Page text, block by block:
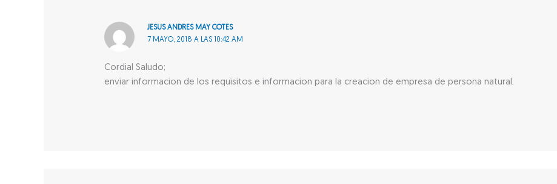
JESUS ANDRES MAY COTES
7 MAYO, 2018 A LAS 10:42 AM
Cordial Saludo;
enviar informacion de los requisitos e informacion para la creacion de empresa de persona natural.